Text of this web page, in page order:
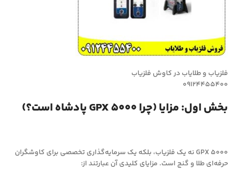
فلزیاب و طلایاب در کاوش فلزیاب
09124455400
بخش اول: مزایا (چرا GPX 5000 پادشاه است؟)
GPX 5000 نه یک فلزیاب، بلکه یک سرمایه‌گذاری تخصصی برای کاوشگران
حرفه‌ای طلا و گنج است. مزایای کلیدی آن عبارتند از: